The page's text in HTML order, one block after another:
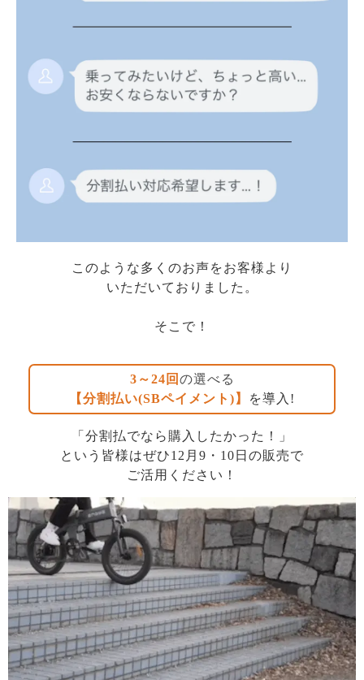
このような多くのお声をお客様より
いただいておりました。
そこで！
3～24回 の選べる
【分割払い(SBペイメント)】
を導入!
「分割払でなら購入したかった！」
という皆様はぜひ12月9・10日の販売で
ご活用ください！